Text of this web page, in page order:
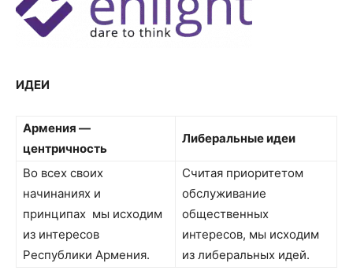
ИДЕИ
Армения —
центричность
Либеральные идеи
Во всех своих
начинаниях и
принципах мы исходим
из интересов
Республики Армения.
Считая приоритетом
обслуживание
общественных
интересов, мы исходим
из либеральных идей.